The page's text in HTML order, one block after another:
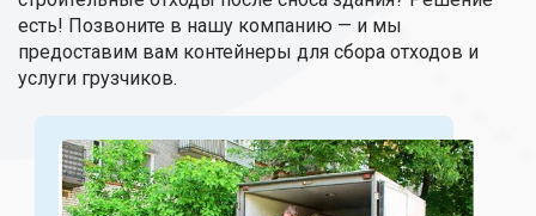
есть! Позвоните в нашу компанию — и мы
предоставим вам контейнеры для сбора отходов и
услуги грузчиков.